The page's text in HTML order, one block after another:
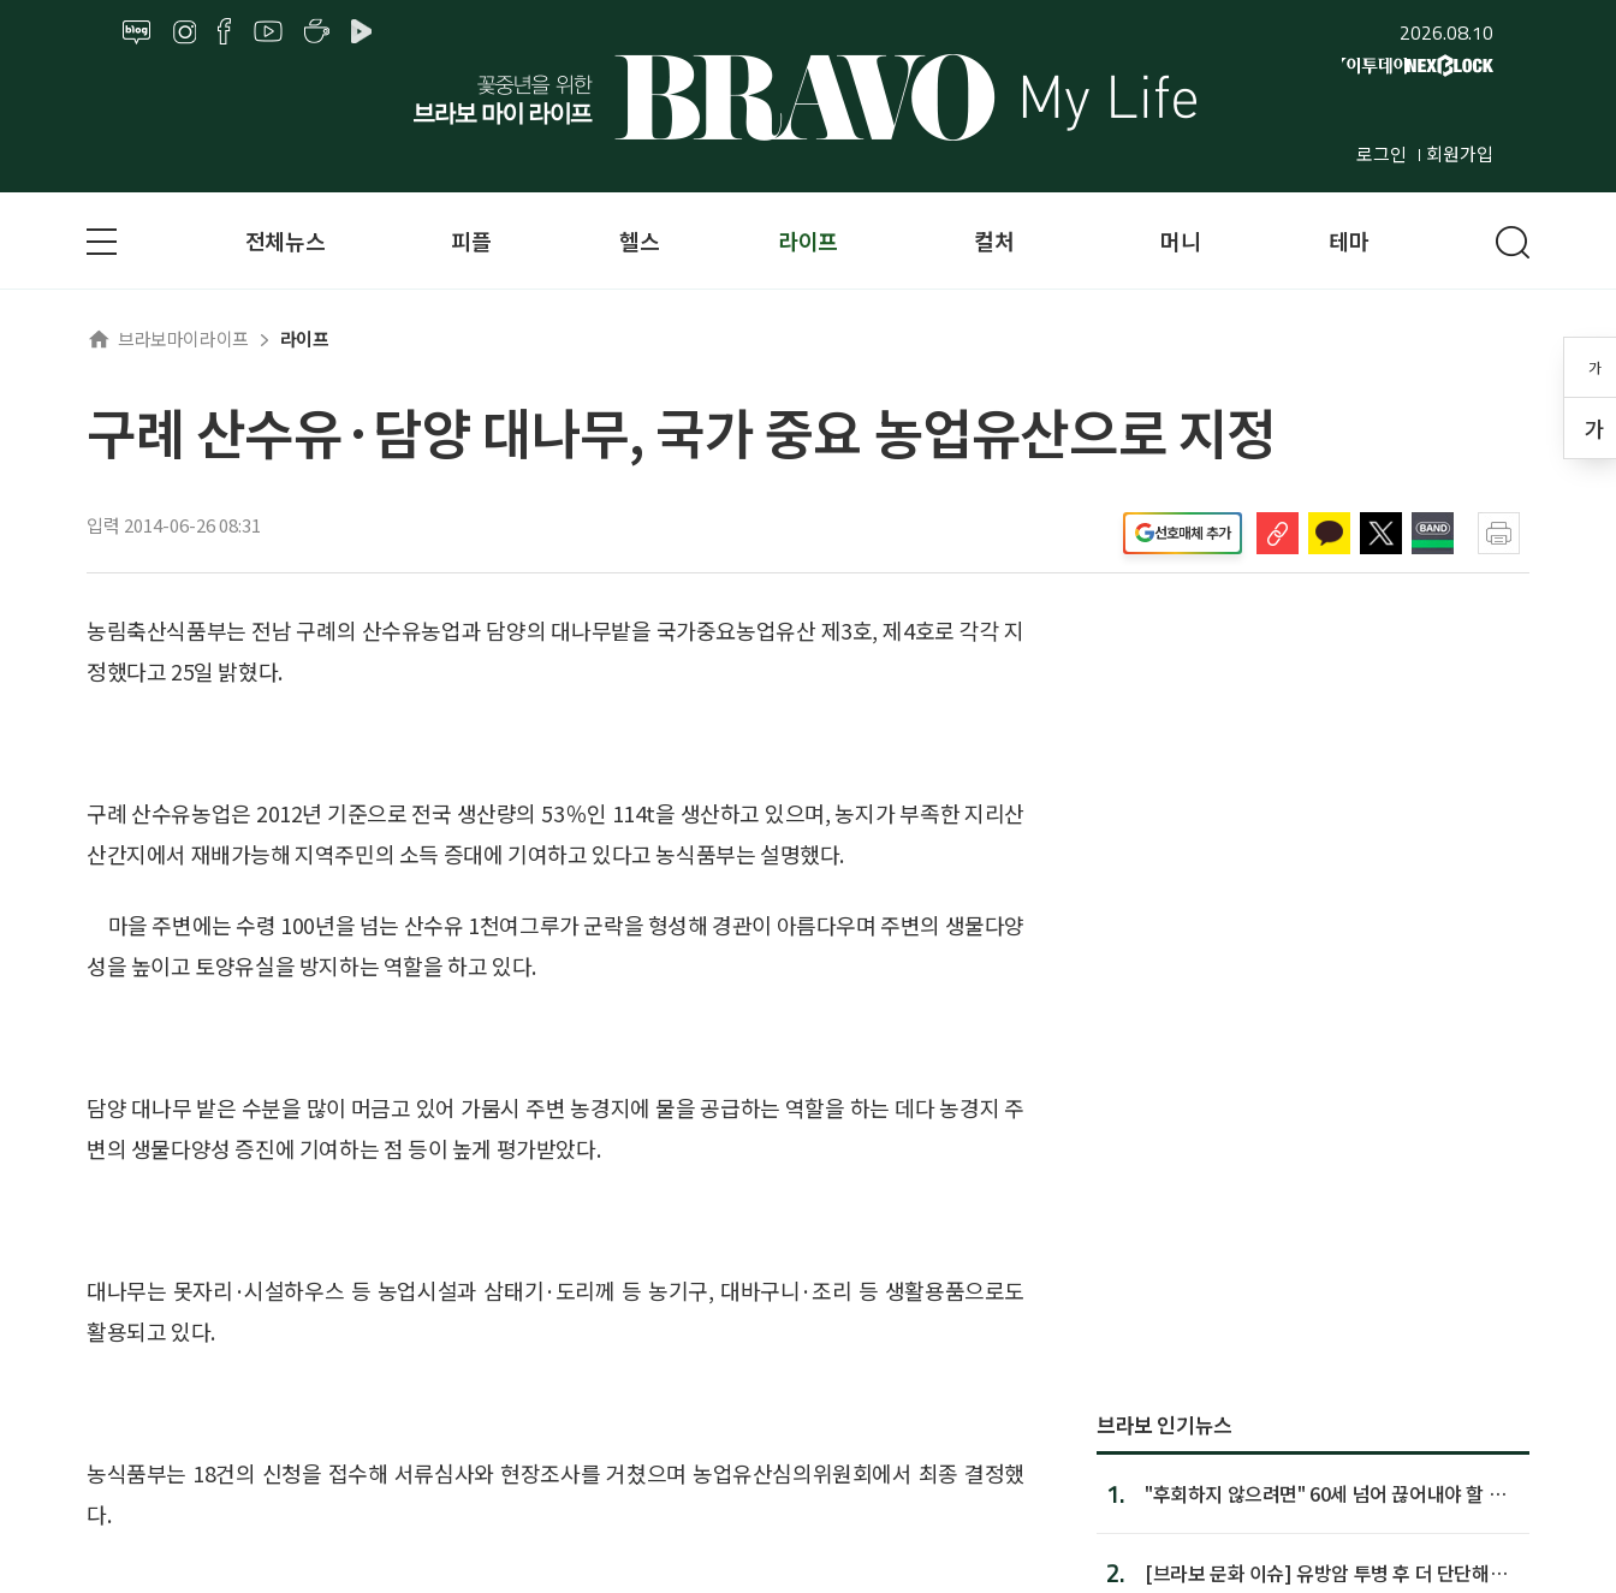
2026.08.10
로그인 회원가입
가
가
전체뉴스 피플 헬스 라이프 컬처 머니 테마
브라보마이라이프 라이프
구례 산수유·담양 대나무, 국가 중요 농업유산으로 지정
입력 2014-06-26 08:31 선호매체 추가
농림축산식품부는 전남 구례의 산수유농업과 담양의 대나무밭을 국가중요농업유산 제3호, 제4호로 각각 지
정했다고 25일 밝혔다.
구례 산수유농업은 2012년 기준으로 전국 생산량의 53％인 114t을 생산하고 있으며, 농지가 부족한 지리산
산간지에서 재배가능해 지역주민의 소득 증대에 기여하고 있다고 농식품부는 설명했다.
마을 주변에는 수령 100년을 넘는 산수유 1천여그루가 군락을 형성해 경관이 아름다우며 주변의 생물다양
성을 높이고 토양유실을 방지하는 역할을 하고 있다.
담양 대나무 밭은 수분을 많이 머금고 있어 가뭄시 주변 농경지에 물을 공급하는 역할을 하는 데다 농경지 주
변의 생물다양성 증진에 기여하는 점 등이 높게 평가받았다.
대나무는 못자리·시설하우스 등 농업시설과 삼태기·도리께 등 농기구, 대바구니·조리 등 생활용품으로도
활용되고 있다.
농식품부는 18건의 신청을 접수해 서류심사와 현장조사를 거쳤으며 농업유산심의위원회에서 최종 결정했
다.
브라보 인기뉴스
1.
"후회하지 않으려면" 60세 넘어 끊어내야 할 사
2.
[브라보 문화 이슈] 유방암 투병 후 더 단단해진